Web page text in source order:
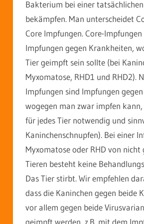
Bakterium bei einer
bekämpfen. Man unterscheidet
Core Impfungen. Core-Impfungen
Impfungen gegen Krankheiten,
Tier geimpft sein sollte (bei
Myxomatose, RHD1 und RHD2).
Impfungen sind Impfungen
wogegen man zwar impfen
für jedes Tier notwendig und
Kaninchenschnupfen). Bei einer
Myxomatose oder RHD von nicht
Tieren besteht keine
Das Tier stirbt. Wir empfehlen
dass die Kaninchen gegen beide
vor allem gegen beide
geimpft werden, z.B. mit dem